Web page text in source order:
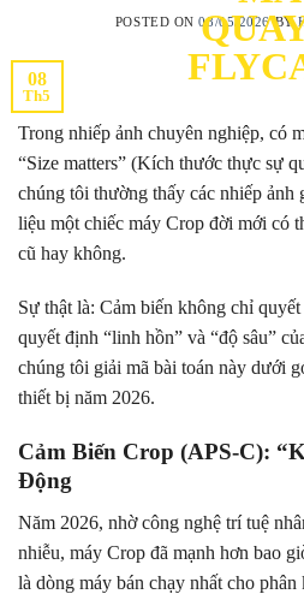
POSTED ON08/05/2026 BY
08
Th5
Trong nhiếp ảnh chuyên nghiệp, có
“Size matters” (Kích thước thực sự
chúng tôi thường thấy các nhiếp ảnh
liệu một chiếc máy Crop đời mới có
cũ hay không.
Sự thật là: Cảm biến không chỉ
quyết định “linh hồn” và “độ sâu”
chúng tôi giải mã bài toán này dưới
thiết bị năm 2026.
Cảm Biến Crop (APS-C):
Động
Năm 2026, nhờ công nghệ trí tuệ
nhiễu, máy Crop đã mạnh hơn bao
là dòng máy bán chạy nhất cho